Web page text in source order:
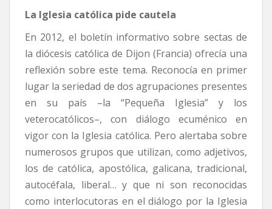
La Iglesia católica pide cautela
En 2012, el boletín informativo sobre sectas de
la diócesis católica de Dijon (Francia) ofrecía una
reflexión sobre este tema. Reconocía en primer
lugar la seriedad de dos agrupaciones presentes
en su país –la “Pequeña Iglesia” y los
veterocatólicos–, con diálogo ecuménico en
vigor con la Iglesia católica. Pero alertaba sobre
numerosos grupos que utilizan, como adjetivos,
los de católica, apostólica, galicana, tradicional,
autocéfala, liberal… y que ni son reconocidas
como interlocutoras en el diálogo por la Iglesia